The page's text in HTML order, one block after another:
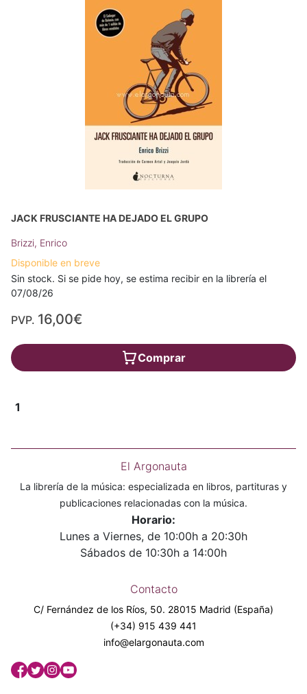
JACK FRUSCIANTE HA DEJADO EL GRUPO
Brizzi, Enrico
Disponible en breve
Sin stock. Si se pide hoy, se estima recibir en la librería el
07/08/26
PVP. 16,00€
Comprar
1
El Argonauta
La librería de la música: especializada en libros, partituras y
publicaciones relacionadas con la música.
Horario:
Lunes a Viernes, de 10:00h a 20:30h
Sábados de 10:30h a 14:00h
Contacto
C/ Fernández de los Ríos, 50. 28015 Madrid (España)
(+34) 915 439 441
info@elargonauta.com